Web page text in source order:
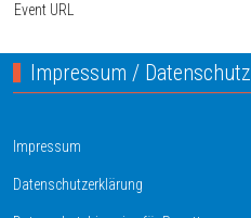
Event URL
Impressum / Datenschutz
Impressum
Datenschutzerklärung